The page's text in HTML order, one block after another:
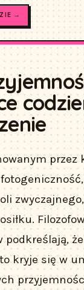
→
przez
kryje się w